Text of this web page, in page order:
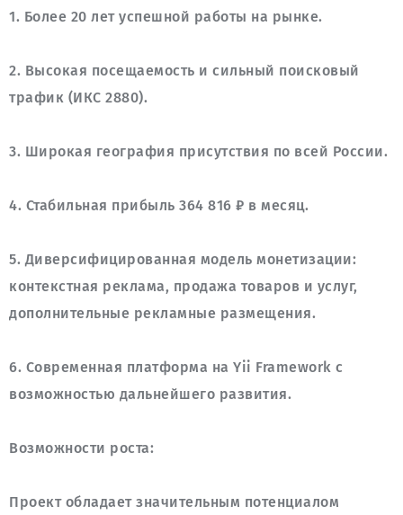
2. Высокая посещаемость и сильный поисковый
5. Диверсифицированная модель монетизации:
контекстная реклама, продажа товаров и услуг,
6. Современная платформа на Yii Framework с
Проект обладает значительным потенциалом